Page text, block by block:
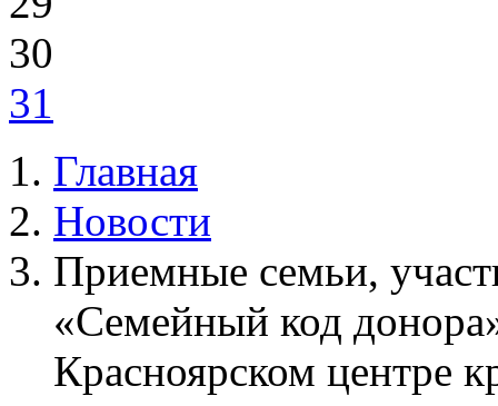
30
31
Главная
Новости
Приемные семьи,
«Семейный код
Красноярском центре